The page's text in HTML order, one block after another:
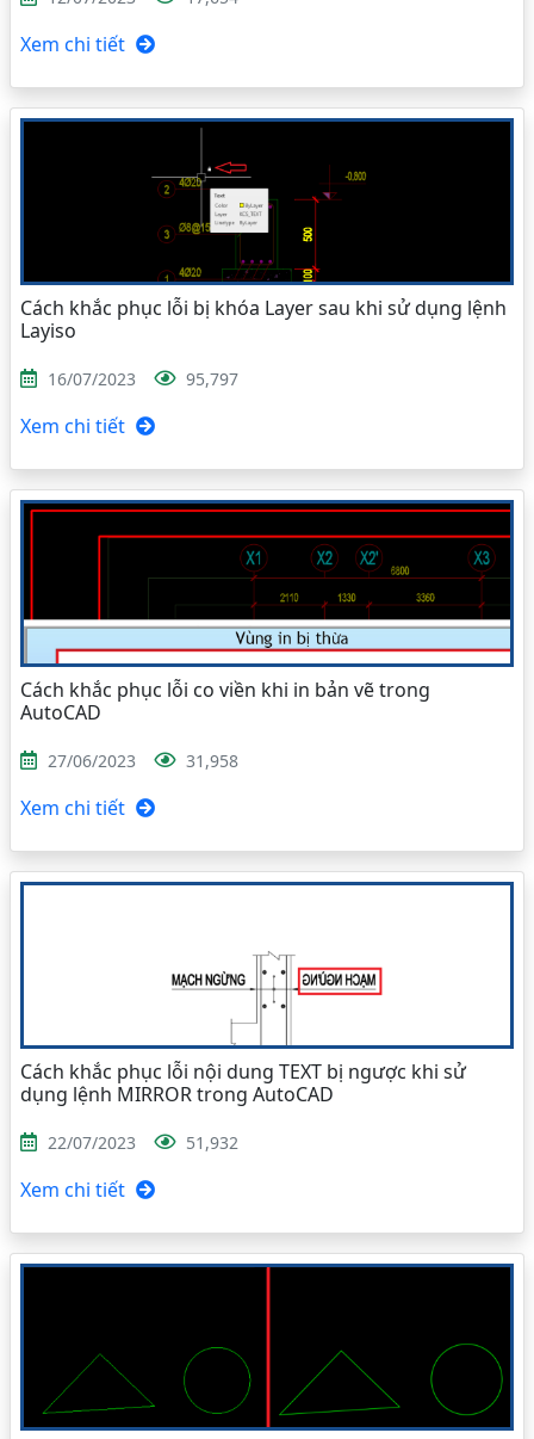
Xem chi tiết
Cách khắc phục lỗi bị khóa Layer sau khi sử dụng lệnh
Layiso
16/07/2023 95,797
Xem chi tiết
Cách khắc phục lỗi co viền khi in bản vẽ trong
AutoCAD
27/06/2023 31,958
Xem chi tiết
Cách khắc phục lỗi nội dung TEXT bị ngược khi sử
dụng lệnh MIRROR trong AutoCAD
22/07/2023 51,932
Xem chi tiết